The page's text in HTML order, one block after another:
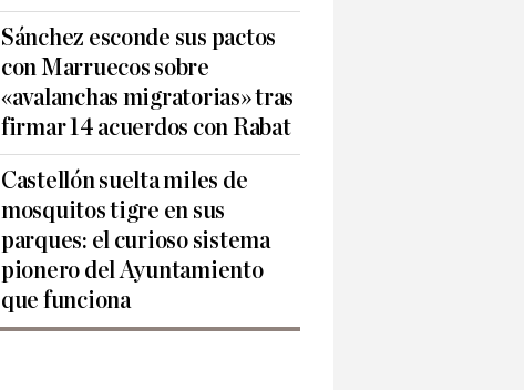
Sánchez esconde sus pactos
con Marruecos sobre
«avalanchas migratorias» tras
firmar 14 acuerdos con Rabat
Castellón suelta miles de
mosquitos tigre en sus
parques: el curioso sistema
pionero del Ayuntamiento
que funciona